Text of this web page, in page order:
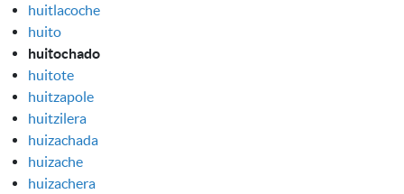
huitlacoche
huito
huitochado
huitote
huitzapole
huitzilera
huizachada
huizache
huizachera